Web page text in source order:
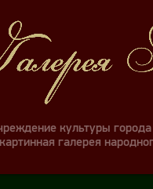
культуры
галерея